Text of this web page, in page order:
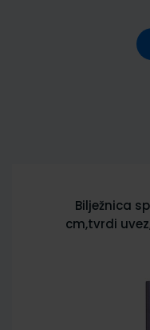
Bilježnica
cm,tvrdi